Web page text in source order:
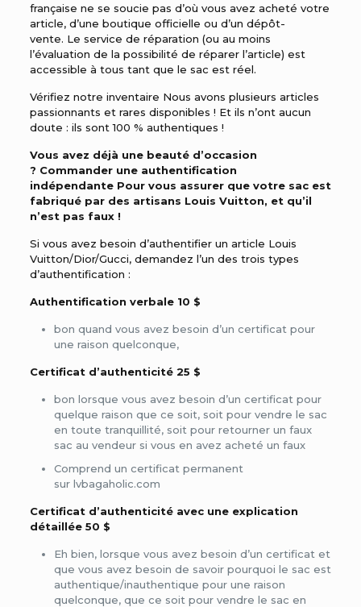
française ne se soucie pas d’où vous avez acheté votre
article, d’une boutique officielle ou d’un dépôt-
vente. Le service de réparation (ou au moins
l’évaluation de la possibilité de réparer l’article) est
accessible à tous tant que le sac est réel.
Vérifiez notre inventaire Nous avons plusieurs articles
passionnants et rares disponibles ! Et ils n’ont aucun
doute : ils sont 100 % authentiques !
Vous avez déjà une beauté d’occasion
? Commander une authentification
indépendante Pour vous assurer que votre sac est
fabriqué par des artisans Louis Vuitton, et qu’il
n’est pas faux !
Si vous avez besoin d’authentifier un article Louis
Vuitton/Dior/Gucci, demandez l’un des trois types
d’authentification :
Authentification verbale 10 $
bon quand vous avez besoin d’un certificat pour
une raison quelconque,
Certificat d’authenticité 25 $
bon lorsque vous avez besoin d’un certificat pour
quelque raison que ce soit, soit pour vendre le sac
en toute tranquillité, soit pour retourner un faux
sac au vendeur si vous en avez acheté un faux
Comprend un certificat permanent
sur lvbagaholic.com
Certificat d’authenticité avec une explication
détaillée 50 $
Eh bien, lorsque vous avez besoin d’un certificat et
que vous avez besoin de savoir pourquoi le sac est
authentique/inauthentique pour une raison
quelconque, que ce soit pour vendre le sac en